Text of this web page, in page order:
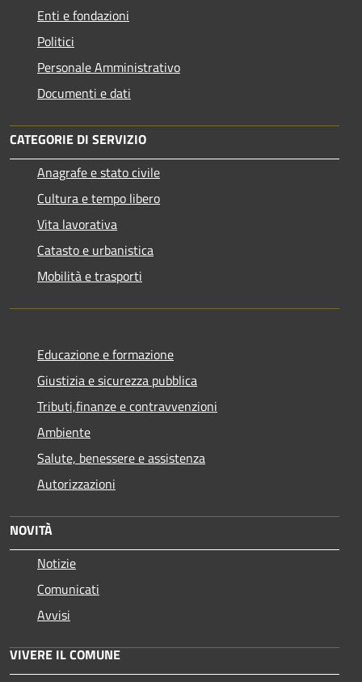
Enti e fondazioni
Politici
Personale Amministrativo
Documenti e dati
CATEGORIE DI SERVIZIO
Anagrafe e stato civile
Cultura e tempo libero
Vita lavorativa
Catasto e urbanistica
Mobilità e trasporti
Educazione e formazione
Giustizia e sicurezza pubblica
Tributi,finanze e contravvenzioni
Ambiente
Salute, benessere e assistenza
Autorizzazioni
NOVITÀ
Notizie
Comunicati
Avvisi
VIVERE IL COMUNE